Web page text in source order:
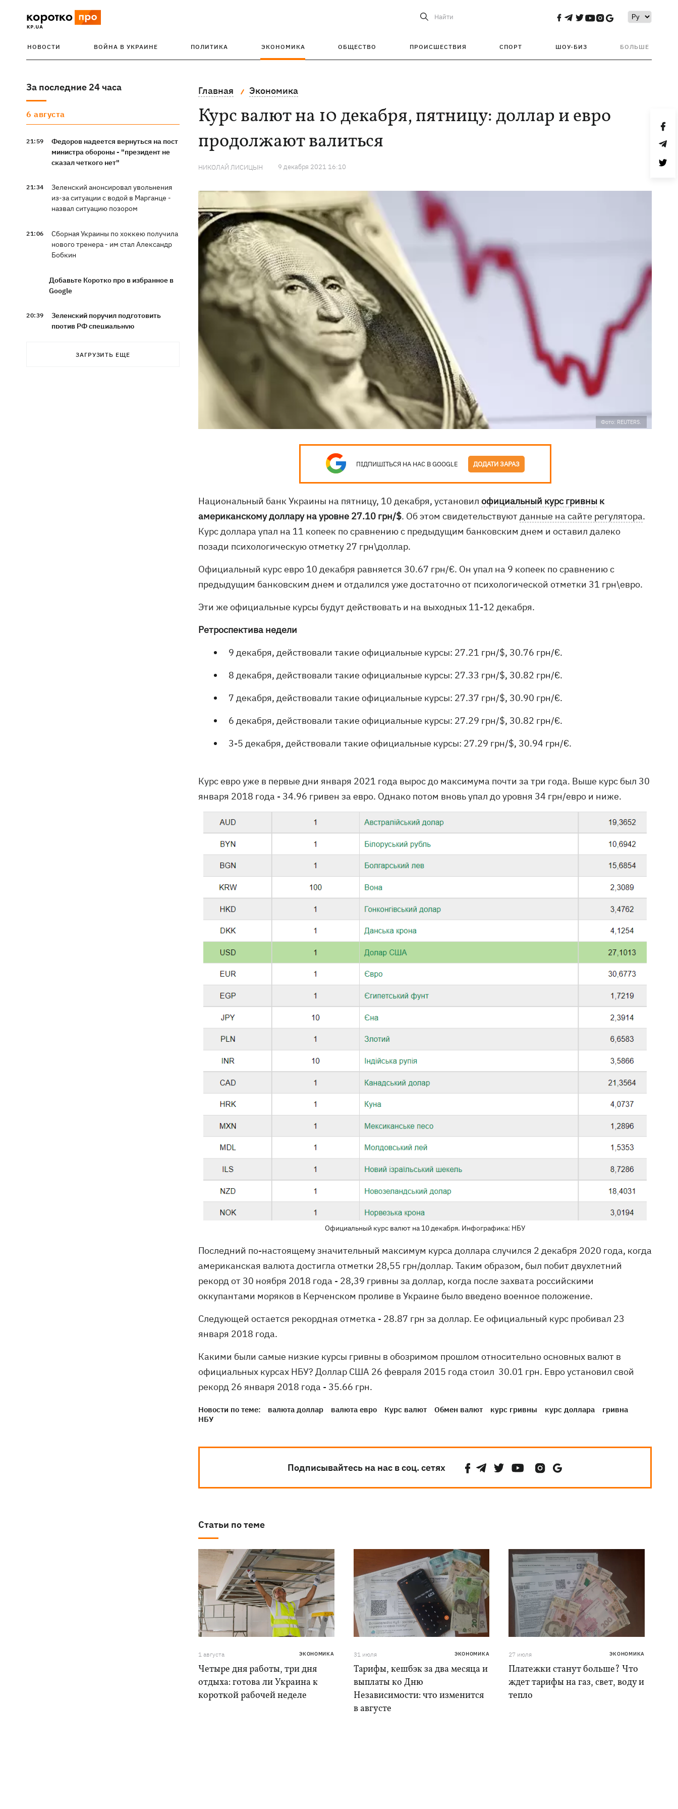
Найти
НОВОСТИ ВОЙНА В УКРАИНЕ ПОЛИТИКА ЭКОНОМИКА ОБЩЕСТВО ПРОИСШЕСТВИЯ СПОРТ ШОУ-БИЗ БОЛЬШЕ
За последние 24 часа
6 августа
21:59
Федоров надеется вернуться на пост
министра обороны - "президент не
сказал четкого нет"
21:34
Зеленский анонсировал увольнения
из-за ситуации с водой в Марганце -
назвал ситуацию позором
21:06
Сборная Украины по хоккею получила
нового тренера - им стал Александр
Бобкин
Добавьте Коротко про в избранное в
Google
20:39
Зеленский поручил подготовить
против РФ специальную
ЗАГРУЗИТЬ ЕЩЕ
Главная Экономика
Курс валют на 10 декабря, пятницу: доллар и евро
продолжают валиться
НИКОЛАЙ ЛИСИЦЫН 9 декабря 2021 16:10
Фото: REUTERS.
ПІДПИШІТЬСЯ НА НАС В GOOGLE ДОДАТИ ЗАРАЗ
Национальный банк Украины на пятницу, 10 декабря, установил официальный курс гривны к
американскому доллару на уровне 27.10 грн/$. Об этом свидетельствуютданные на сайте регулятора.
Курс доллара упал на 11 копеек по сравнению с предыдущим банковским днем и оставил далеко
позади психологическую отметку 27 грн\доллар.
Официальный курс евро 10 декабря равняется 30.67 грн/€. Он упал на 9 копеек по сравнению с
предыдущим банковским днем и отдалился уже достаточно от психологической отметки 31 грн\евро.
Эти же официальные курсы будут действовать и на выходных 11-12 декабря.
Ретроспектива недели
9 декабря, действовали такие официальные курсы: 27.21 грн/$, 30.76 грн/€.
8 декабря, действовали такие официальные курсы: 27.33 грн/$, 30.82 грн/€.
7 декабря, действовали такие официальные курсы: 27.37 грн/$, 30.90 грн/€.
6 декабря, действовали такие официальные курсы: 27.29 грн/$, 30.82 грн/€.
3-5 декабря, действовали такие официальные курсы: 27.29 грн/$, 30.94 грн/€.
Курс евро уже в первые дни января 2021 года вырос до максимума почти за три года. Выше курс был 30
января 2018 года - 34.96 гривен за евро. Однако потом вновь упал до уровня 34 грн/евро и ниже.
Официальный курс валют на 10 декабря. Инфографика: НБУ
Последний по-настоящему значительный максимум курса доллара случился 2 декабря 2020 года, когда
американская валюта достигла отметки 28,55 грн/доллар. Таким образом, был побит двухлетний
рекорд от 30 ноября 2018 года - 28,39 гривны за доллар, когда после захвата российскими
оккупантами моряков в Керченском проливе в Украине было введено военное положение.
Следующей остается рекордная отметка - 28.87 грн за доллар. Ее официальный курс пробивал 23
января 2018 года.
Какими были самые низкие курсы гривны в обозримом прошлом относительно основных валют в
официальных курсах НБУ? Доллар США 26 февраля 2015 года стоил 30.01 грн. Евро установил свой
рекорд 26 января 2018 года - 35.66 грн.
Новости по теме: валюта доллар валюта евро Курс валют Обмен валют курс гривны курс доллара
гривна
НБУ
Подписывайтесь на нас в соц. сетях
Статьи по теме
1 августа ЭКОНОМИКА
Четыре дня работы, три дня
отдыха: готова ли Украина к
короткой рабочей неделе
31 июля ЭКОНОМИКА
Тарифы, кешбэк за два месяца и
выплаты ко Дню
Независимости: что изменится
в августе
27 июля ЭКОНОМИКА
Платежки станут больше? Что
ждет тарифы на газ, свет, воду и
тепло